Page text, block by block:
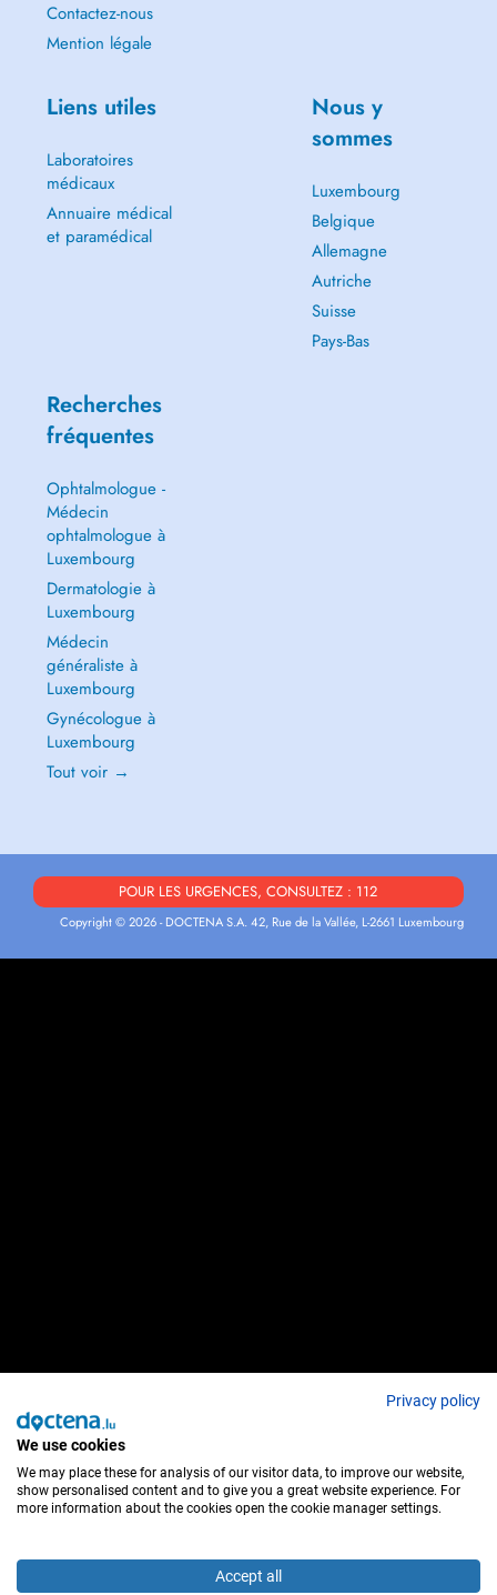
Contactez-nous
Mention légale
Liens utiles
Laboratoires
médicaux
Annuaire médical
et paramédical
Nous y
sommes
Luxembourg
Belgique
Allemagne
Autriche
Suisse
Pays-Bas
Recherches
fréquentes
Ophtalmologue -
Médecin
ophtalmologue à
Luxembourg
Dermatologie à
Luxembourg
Médecin
généraliste à
Luxembourg
Gynécologue à
Luxembourg
Tout voir →
POUR LES URGENCES, CONSULTEZ : 112
Copyright © 2026 - DOCTENA S.A. 42, Rue de la Vallée, L-2661 Luxembourg
Privacy policy
We use cookies
We may place these for analysis of our visitor data, to improve our website,
show personalised content and to give you a great website experience. For
more information about the cookies open the cookie manager settings.
Accept all